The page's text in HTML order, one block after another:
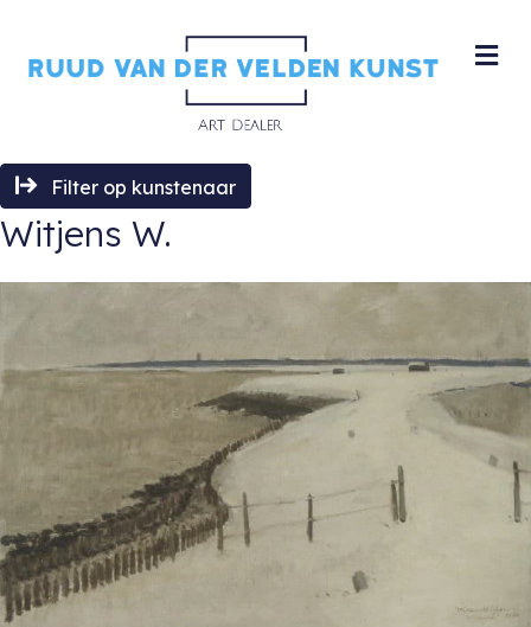
Filter op kunstenaar
Witjens W.